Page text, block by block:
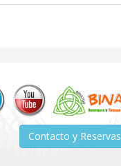
Contacto y Reservas